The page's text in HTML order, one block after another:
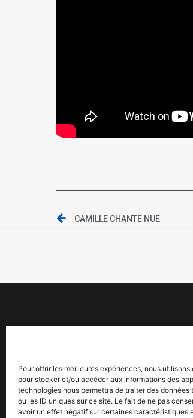
Pour offrir les meilleures expériences, nous
pour stocker et/ou accéder aux informations des
technologies nous permettra de traiter des
ou les ID uniques sur ce site. Le fait de ne pas
avoir un effet négatif sur certaines caractéristiques
CAMILLE CHANTE NUE